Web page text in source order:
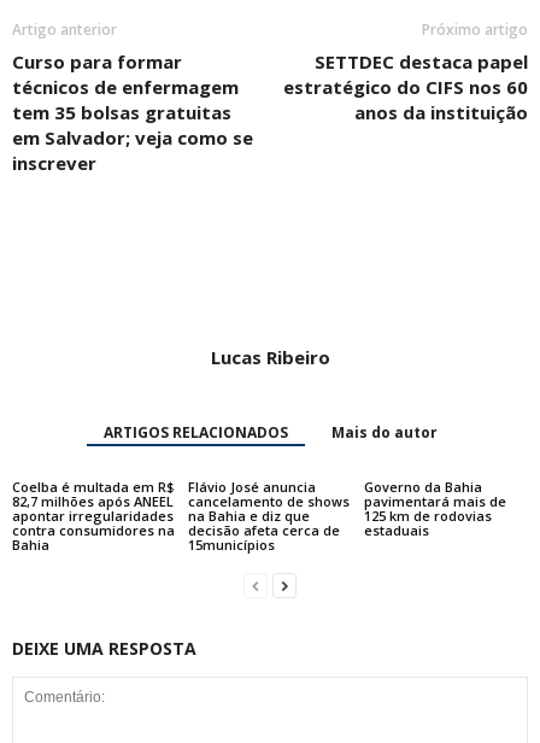
Artigo anterior
Curso para formar
técnicos de enfermagem
tem 35 bolsas gratuitas
em Salvador; veja como se
inscrever
Próximo artigo
SETTDEC destaca papel
estratégico do CIFS nos 60
anos da instituição
Lucas Ribeiro
ARTIGOS RELACIONADOS Mais do autor
Coelba é multada em R$
82,7 milhões após ANEEL
apontar irregularidades
contra consumidores na
Bahia
Flávio José anuncia
cancelamento de shows
na Bahia e diz que
decisão afeta cerca de
15municípios
Governo da Bahia
pavimentará mais de
125 km de rodovias
estaduais
DEIXE UMA RESPOSTA